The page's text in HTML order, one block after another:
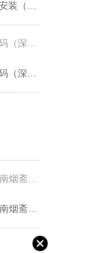
今头条！腾讯手游助手电脑版下载安装（腾讯手游助手电脑版）
【时快讯】深圳市顺丰快递电话号码（深圳顺丰快递的电话号码）
【时快讯】深圳市顺丰快递电话号码（深圳顺丰快递的电话号码）
看热讯：南烟斋笔录小说txt资源（南烟斋笔录小说txt）
看热讯：南烟斋笔录小说txt资源（南烟斋笔录小说txt）
焦点速读：日文是什么意思中文（日文是什么字上下）